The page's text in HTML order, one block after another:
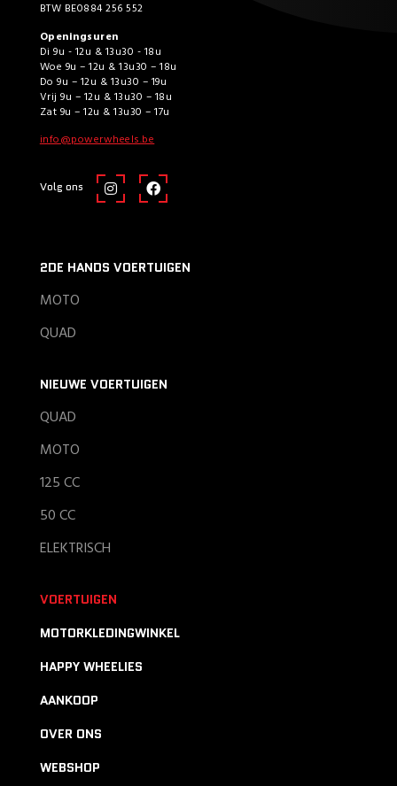
BTW BE0884 256 552
Openingsuren
Di 9u - 12u & 13u30 - 18u
Woe 9u – 12u & 13u30 – 18u
Do 9u – 12u & 13u30 – 19u
Vrij 9u – 12u & 13u30 – 18u
Zat 9u – 12u & 13u30 – 17u
info@powerwheels.be
Volg ons
2DE HANDS VOERTUIGEN
MOTO
QUAD
NIEUWE VOERTUIGEN
QUAD
MOTO
125 CC
50 CC
ELEKTRISCH
VOERTUIGEN
MOTORKLEDINGWINKEL
HAPPY WHEELIES
AANKOOP
OVER ONS
WEBSHOP